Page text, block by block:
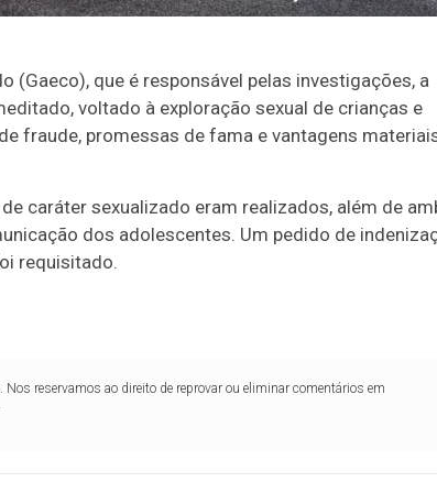
(Gaeco), que é responsável pelas investigações, a
voltado à exploração sexual de crianças e
fraude, promessas de fama e vantagens
caráter sexualizado eram realizados, além de
dos adolescentes. Um pedido de
requisitado.
reservamos ao direito de reprovar ou eliminar comentários em